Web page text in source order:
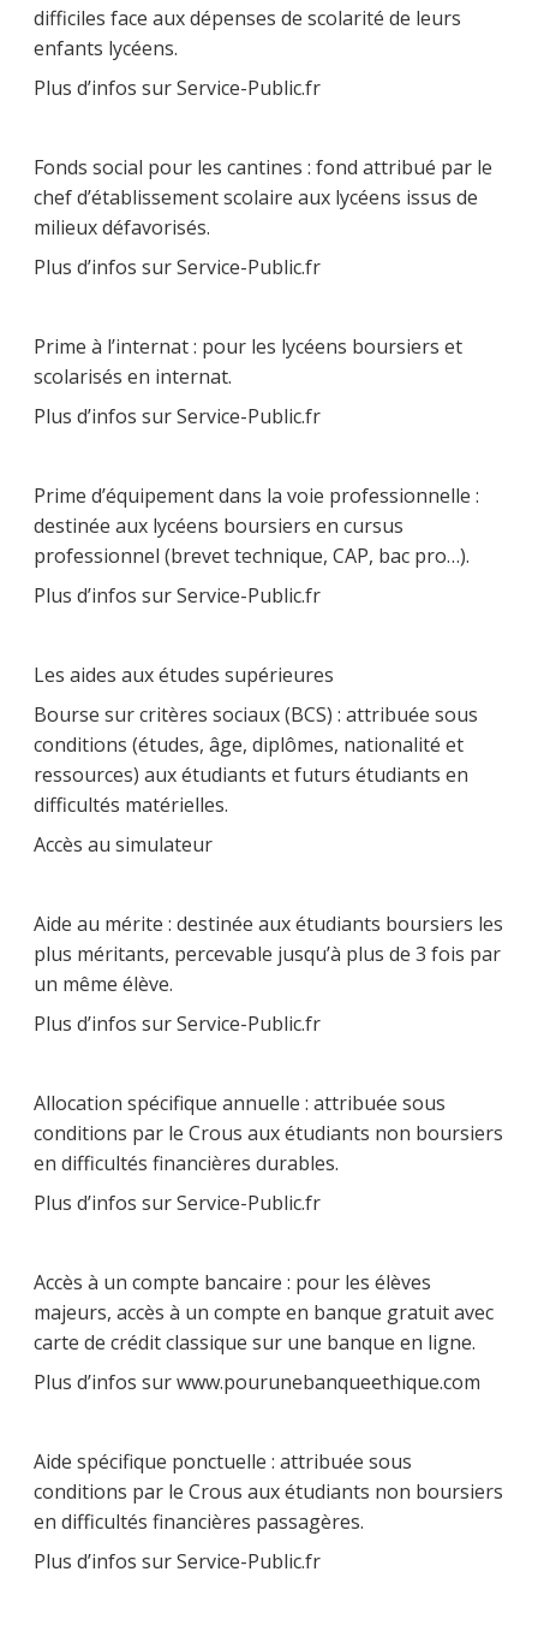
difficiles face aux dépenses de scolarité de leurs
enfants lycéens.
Plus d’infos sur Service-Public.fr
Fonds social pour les cantines : fond attribué par le
chef d’établissement scolaire aux lycéens issus de
milieux défavorisés.
Plus d’infos sur Service-Public.fr
Prime à l’internat : pour les lycéens boursiers et
scolarisés en internat.
Plus d’infos sur Service-Public.fr
Prime d’équipement dans la voie professionnelle :
destinée aux lycéens boursiers en cursus
professionnel (brevet technique, CAP, bac pro…).
Plus d’infos sur Service-Public.fr
Les aides aux études supérieures
Bourse sur critères sociaux (BCS) : attribuée sous
conditions (études, âge, diplômes, nationalité et
ressources) aux étudiants et futurs étudiants en
difficultés matérielles.
Accès au simulateur
Aide au mérite : destinée aux étudiants boursiers les
plus méritants, percevable jusqu’à plus de 3 fois par
un même élève.
Plus d’infos sur Service-Public.fr
Allocation spécifique annuelle : attribuée sous
conditions par le Crous aux étudiants non boursiers
en difficultés financières durables.
Plus d’infos sur Service-Public.fr
Accès à un compte bancaire : pour les élèves
majeurs, accès à un compte en banque gratuit avec
carte de crédit classique sur une banque en ligne.
Plus d’infos sur www.pourunebanqueethique.com
Aide spécifique ponctuelle : attribuée sous
conditions par le Crous aux étudiants non boursiers
en difficultés financières passagères.
Plus d’infos sur Service-Public.fr